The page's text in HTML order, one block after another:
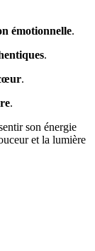
émotionnelle.
.
.
.
son énergie
et la lumière